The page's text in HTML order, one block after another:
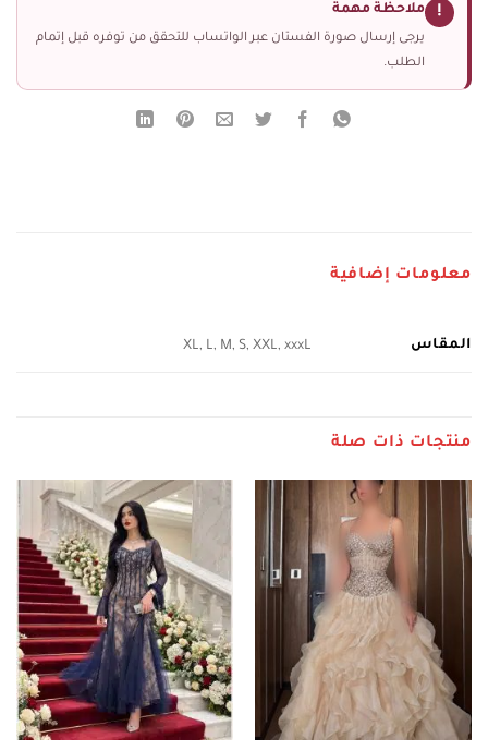
! ملاحظة مهمة
يرجى إرسال صورة الفستان عبر الواتساب للتحقق من توفره قبل إتمام
الطلب.
معلومات إضافية
المقاس XL, L, M, S, XXL, xxxL
منتجات ذات صلة